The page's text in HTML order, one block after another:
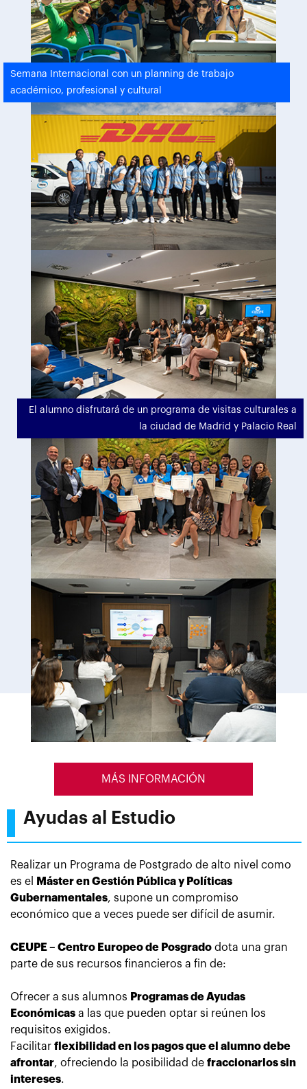
Semana Internacional con un planning de trabajo
académico, profesional y cultural
El alumno disfrutará de un programa de visitas culturales a
la ciudad de Madrid y Palacio Real
MÁS INFORMACIÓN
Ayudas al Estudio
Realizar un Programa de Postgrado de alto nivel como
es el
Máster en Gestión Pública y Políticas
Gubernamentales, supone un compromiso
económico que a veces puede ser difícil de asumir.
CEUPE – Centro Europeo de Posgrado dota una gran
parte de sus recursos financieros a fin de:
Ofrecer a sus alumnos Programas de Ayudas
Económicas a las que pueden optar si reúnen los
requisitos exigidos.
Facilitar flexibilidad en los pagos que el alumno debe
afrontar, ofreciendo la posibilidad de fraccionarlos sin
intereses.